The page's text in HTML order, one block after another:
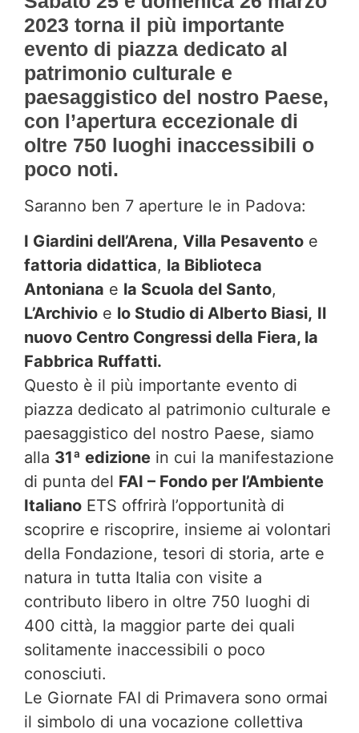
2023 torna il più importante
evento di piazza dedicato al
patrimonio culturale e
paesaggistico del nostro Paese,
con l’apertura eccezionale di
oltre 750 luoghi inaccessibili o
poco noti.
Saranno ben 7 aperture le in Padova:
I Giardini dell’Arena, Villa Pesavento e
fattoria didattica, la Biblioteca
Antoniana e la Scuola del Santo,
L’Archivio e lo Studio di Alberto Biasi, Il
nuovo Centro Congressi della Fiera, la
Fabbrica Ruffatti.
Questo è il più importante evento di
piazza dedicato al patrimonio culturale e
paesaggistico del nostro Paese, siamo
alla 31ª edizione in cui la manifestazione
di punta del FAI – Fondo per l’Ambiente
Italiano ETS offrirà l’opportunità di
scoprire e riscoprire, insieme ai volontari
della Fondazione, tesori di storia, arte e
natura in tutta Italia con visite a
contributo libero in oltre 750 luoghi di
400 città, la maggior parte dei quali
solitamente inaccessibili o poco
conosciuti.
Le Giornate FAI di Primavera sono ormai
il simbolo di una vocazione collettiva